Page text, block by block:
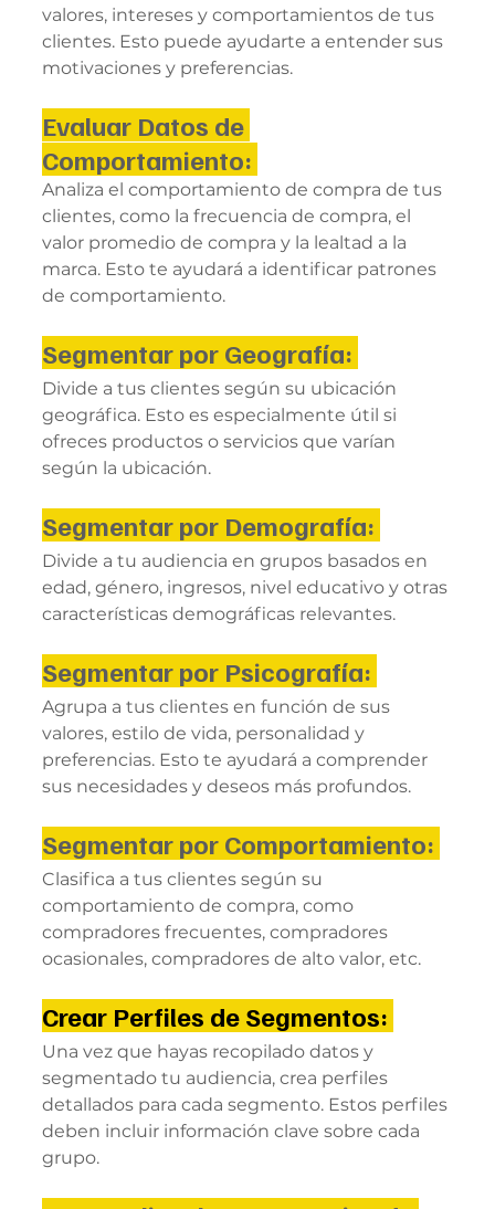
valores, intereses y comportamientos de tus
clientes. Esto puede ayudarte a entender sus
motivaciones y preferencias.
Evaluar Datos de
Comportamiento:
Analiza el comportamiento de compra de tus
clientes, como la frecuencia de compra, el
valor promedio de compra y la lealtad a la
marca. Esto te ayudará a identificar patrones
de comportamiento.
Segmentar por Geografía:
Divide a tus clientes según su ubicación
geográfica. Esto es especialmente útil si
ofreces productos o servicios que varían
según la ubicación.
Segmentar por Demografía:
Divide a tu audiencia en grupos basados en
edad, género, ingresos, nivel educativo y otras
características demográficas relevantes.
Segmentar por Psicografía:
Agrupa a tus clientes en función de sus
valores, estilo de vida, personalidad y
preferencias. Esto te ayudará a comprender
sus necesidades y deseos más profundos.
Segmentar por Comportamiento:
Clasifica a tus clientes según su
comportamiento de compra, como
compradores frecuentes, compradores
ocasionales, compradores de alto valor, etc.
Crear Perfiles de Segmentos:
Una vez que hayas recopilado datos y
segmentado tu audiencia, crea perfiles
detallados para cada segmento. Estos perfiles
deben incluir información clave sobre cada
grupo.